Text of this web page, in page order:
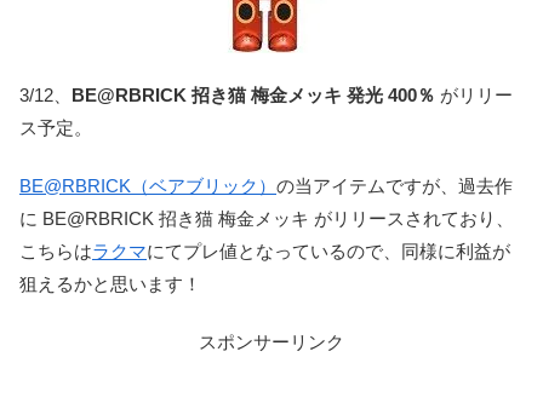
3/12、 BE@RBRICK 招き猫 梅金メッキ 発光 400％ がリリー
ス予定。
BE@RBRICK（ベアブリック） の当アイテムですが、過去作
に BE@RBRICK 招き猫 梅金メッキ がリリースされており、
こちらはラクマにてプレ値となっているので、同様に利益が
狙えるかと思います！
スポンサーリンク